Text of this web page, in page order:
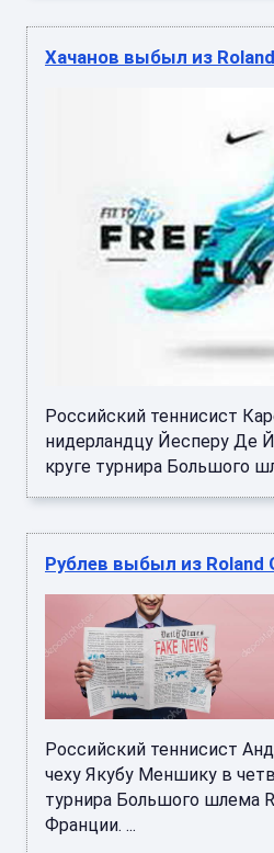
Хачанов выбыл из
Российский теннисист
нидерландцу Йесперу Де
круге турнира Большого
Рублев выбыл из Roland
Российский теннисист
чеху Якубу Меншику в
турнира Большого шлема
Франции. ...